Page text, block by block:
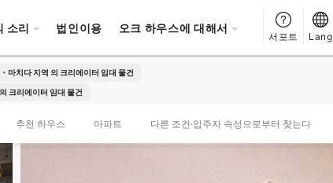
소리 법인이용 오크 하우스에 대해서
서포트 Lang
마치다 지역 의 크리에이터 임대 물건
크리에이터 임대 물건
추천 하우스 아파트 다른 조건·입주자 속성으로부터 찾는다